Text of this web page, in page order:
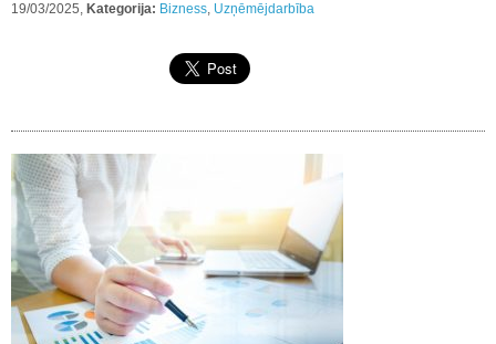
19/03/2025, Kategorija: Bizness, Uzņēmējdarbība